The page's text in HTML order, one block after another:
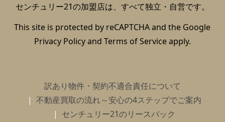
センチュリー21の加盟店は、すべて独立・自営です。
This site is protected by reCAPTCHA and the Google
Privacy Policyand Terms of Serviceapply.
訳あり物件・契約不適合責任について
不動産買取の流れ～安心の4ステップでご案内
センチュリー21のリースバック